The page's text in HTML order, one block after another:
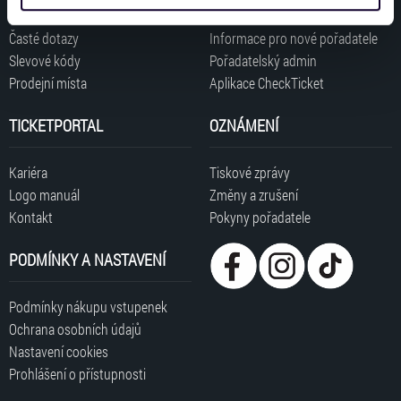
získali v důsledku toho, že používáte jejich služby. Jaké
typy cookies používáme, naleznete níže. Možnosti
zpracování upravíte zaškrtnutím příslušné varianty. Svoji
volbu můžete kdykoliv změnit v zápatí stránky v záložce
„Cookies a jejich nastavení“.
Časté dotazy
Slevové kódy
Prodejní místa
Informace pro nové pořadatele
Pořadatelský admin
Aplikace CheckTicket
TICKETPORTAL
Kariéra
Logo manuál
Kontakt
OZNÁMENÍ
Tiskové zprávy
Změny a zrušení
Pokyny pořadatele
PODMÍNKY A NASTAVENÍ
Podmínky nákupu vstupenek
Ochrana osobních údajů
Nastavení cookies
Prohlášení o přístupnosti